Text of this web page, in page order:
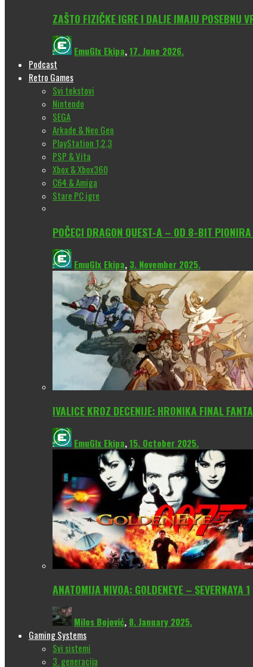
ZAŠTO FIZIČKE IGRE I DALJE IMAJU POSEBNU
EmuGlx Ekipa,17. June 2026.
Podcast
Retro Games
Svi tekstovi
Nintendo
SEGA
Arkade & Neo Geo
PlayStation 1,2,3
PSP & Vita
Xbox & Xbox360
C64 & Amiga
Stare PC igre
POČECI DRAGON QUEST-A – OD 8-BIT
EmuGlx Ekipa, 3. November 2025.
IVALICE KROZ DECENIJE: HRONIKA FINAL
EmuGlx Ekipa,15. October 2025.
ANATOMIJA NIVOA: GOLDENEYE – SEVERNAYA 1
Milos Bojović, 8. January 2025.
Gaming Systems
Svi sistemi
3. generacija